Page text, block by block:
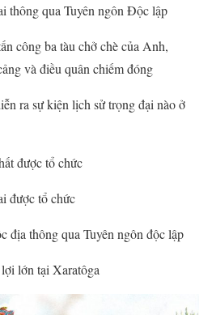
thông qua Tuyên ngôn Độc lập
công ba tàu chở chè của Anh,
và điều quân chiếm đóng
ra sự kiện lịch sử trọng đại nào ở
được tổ chức
được tổ chức
địa thông qua Tuyên ngôn độc lập
lớn tại Xaratôga